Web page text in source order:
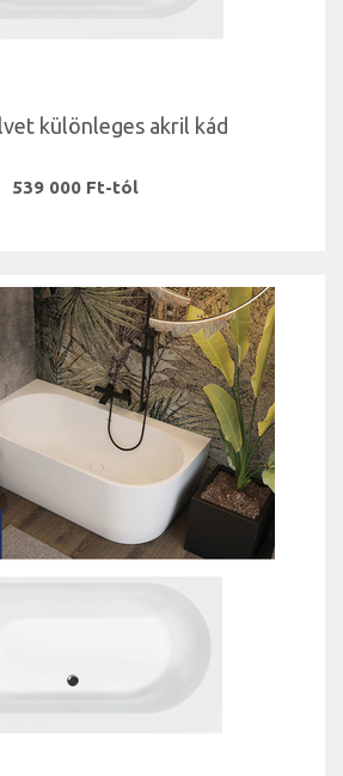
különleges akril kád
539 000 Ft-tól